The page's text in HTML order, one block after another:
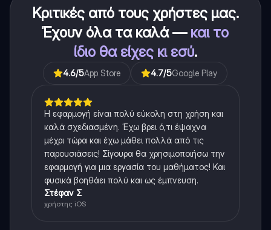
Κριτικές από τους χρήστες μας.
Έχουν όλα τα καλά — και το
ίδιο θα είχες κι εσύ.
4.6/5App Store 4.7/5Google Play
Η εφαρμογή είναι πολύ εύκολη στη χρήση και
καλά σχεδιασμένη. Έχω βρει ό,τι έψαχνα
μέχρι τώρα και έχω μάθει πολλά από τις
παρουσιάσεις! Σίγουρα θα χρησιμοποιήσω την
εφαρμογή για μια εργασία του μαθήματος! Και
φυσικά βοηθάει πολύ και ως έμπνευση.
Στέφαν Σ
χρήστης iOS